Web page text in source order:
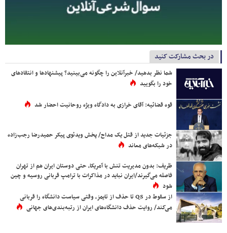
در بحث مشارکت کنید
شما نظر بدهید/ خبرآنلاین را چگونه می‌بینید؟ پیشنهادها و انتقادهای
خود را بگویید
قوه قضائیه: آقای خرازی به دادگاه ویژه روحانیت احضار شد
جزئیات جدید از قتل یک مداح/ پخش ویدئوی پیکر حمیدرضا رجب‌زاده
در شبکه‌های معاند
ظریف: بدون مدیریت تنش با آمریکا، حتی دوستان ایران هم از تهران
فاصله می‌گیرند/ایران نباید در مذاکرات با ترامپ قربانی روسیه و چین
شود
از سقوط در QS تا حذف از تایمز، وقتی سیاست دانشگاه را قربانی
می‌کند/ روایت حذف دانشگاه‌های ایران از رتبه‌بندی‌های جهانی